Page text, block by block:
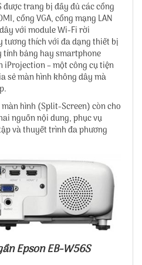
trang bị đầy đủ các cổng
cổng VGA, cổng mạng LAN
với module Wi-Fi rời
tương thích với đa dạng thiết bị
bảng hay smartphone
iProjection – một công cụ tiện
sẻ màn hình không dây mà
hình (Split-Screen) còn cho
nguồn nội dung, phục vụ
và thuyết trình đa phương
Epson EB-W56S